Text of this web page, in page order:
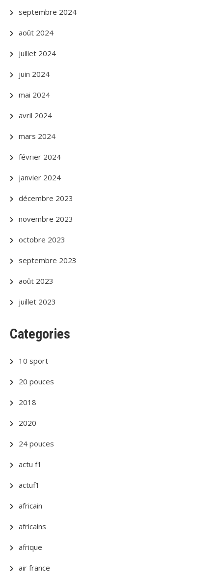
septembre 2024
août 2024
juillet 2024
juin 2024
mai 2024
avril 2024
mars 2024
février 2024
janvier 2024
décembre 2023
novembre 2023
octobre 2023
septembre 2023
août 2023
juillet 2023
Categories
10 sport
20 pouces
2018
2020
24 pouces
actu f1
actuf1
africain
africains
afrique
air france